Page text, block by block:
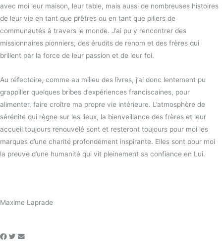
avec moi leur maison, leur table, mais aussi de nombreuses histoires
de leur vie en tant que prêtres ou en tant que piliers de
communautés à travers le monde. J’ai pu y rencontrer des
missionnaires pionniers, des érudits de renom et des frères qui
brillent par la force de leur passion et de leur foi.
Au réfectoire, comme au milieu des livres, j’ai donc lentement pu
grappiller quelques bribes d’expériences franciscaines, pour
alimenter, faire croître ma propre vie intérieure. L’atmosphère de
sérénité qui règne sur les lieux, la bienveillance des frères et leur
accueil toujours renouvelé sont et resteront toujours pour moi les
marques d’une charité profondément inspirante. Elles sont pour moi
la preuve d’une humanité qui vit pleinement sa confiance en Lui.
Maxime Laprade